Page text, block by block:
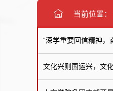
当前位置：
“深学重要回信精神，
文化兴则国运兴，文